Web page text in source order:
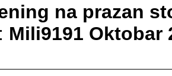
na prazan
Mili9191 Oktobar